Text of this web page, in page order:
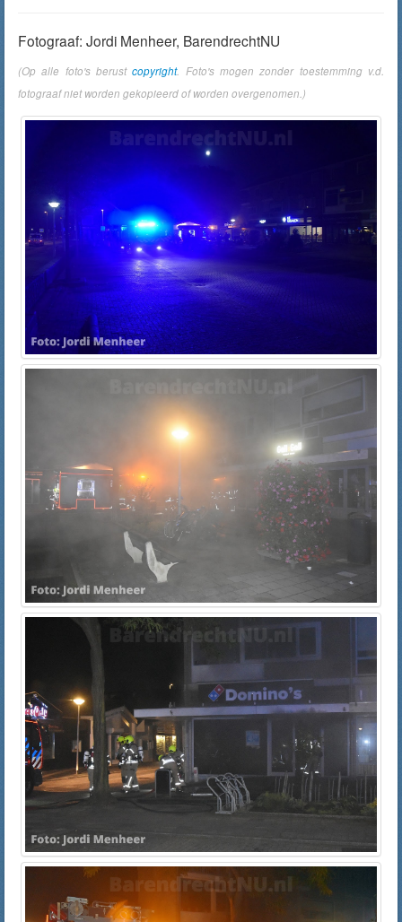
Fotograaf: Jordi Menheer, BarendrechtNU
(Op alle foto's berustcopyright. Foto's mogen zonder toestemming v.d.
fotograaf niet worden gekopieerd of worden overgenomen.)